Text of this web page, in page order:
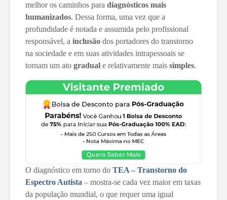
melhor os caminhos para diagnósticos mais
humanizados. Dessa forma, uma vez que a
profundidade é notada e assumida pelo profissional
responsável, a inclusão dos portadores do transtorno
na sociedade e em suas atividades intrapessoais se
tornam um ato gradual e relativamente mais simples.
O diagnóstico em torno do TEA – Transtorno do
Espectro Autista – mostra-se cada vez maior em taxas
da população mundial, o que requer uma igual